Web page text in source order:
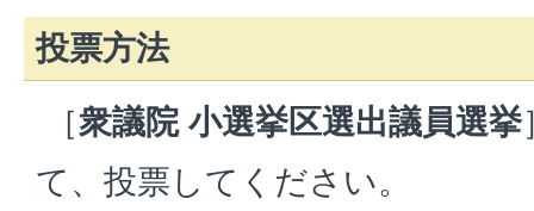
投票方法
［衆議院 小選挙区選出議員選挙
て、投票してください。